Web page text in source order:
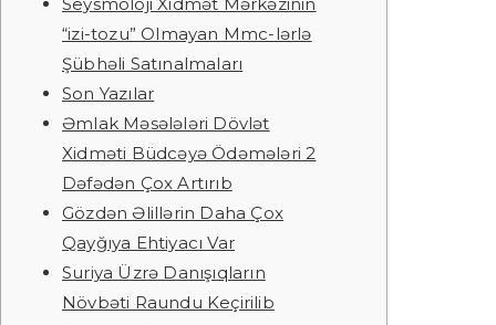
“izi-tozu” Olmayan Mmc-lərlə
Şübhəli Satınalmaları
Son Yazılar
Əmlak Məsələləri Dövlət
Xidməti Büdcəyə Ödəmələri 2
Dəfədən Çox Artırıb
Gözdən Əlillərin Daha Çox
Qayğıya Ehtiyacı Var
Suriya Üzrə Danışıqların
Növbəti Raundu Keçirilib